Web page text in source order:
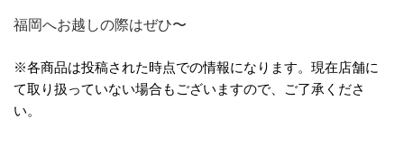
福岡へお越しの際はぜひ〜
※各商品は投稿された時点での情報になります。現在店舗に
て取り扱っていない場合もございますので、ご了承くださ
い。